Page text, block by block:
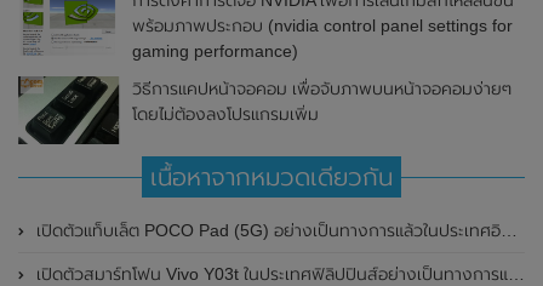
พร้อมภาพประกอบ (nvidia control panel settings for
gaming performance)
วิธีการแคปหน้าจอคอม เพื่อจับภาพบนหน้าจอคอมง่ายๆ
โดยไม่ต้องลงโปรแกรมเพิ่ม
เนื้อหาจากหมวดเดียวกัน
เปิดตัวแท็บเล็ต POCO Pad (5G) อย่างเป็นทางการแล้วในประเทศอินเดีย มาพร้อมชิปเซ็ต Snapdragon 7s Gen 2 ของ Qualcomm และรองรับเครือข่าย 5G
เปิดตัวสมาร์ทโฟน Vivo Y03t ในประเทศฟิลิปปินส์อย่างเป็นทางการแล้ว มาพร้อมชิปเซ็ต Unisoc T612 , กล้องหลัง ความละเอียด 13MP , แบตเตอรี่ 5,000mAh และหน้าจอแสดงผล LCD / 90Hz